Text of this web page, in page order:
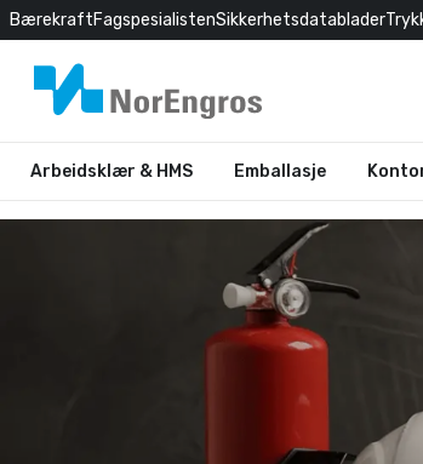
BærekraftFagspesialistenSikkerhetsdatablader
Arbeidsklær & HMS Emballasje